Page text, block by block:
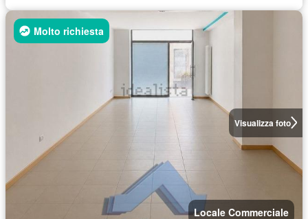
Visualizza foto
Molto richiesta
Locale Commerciale